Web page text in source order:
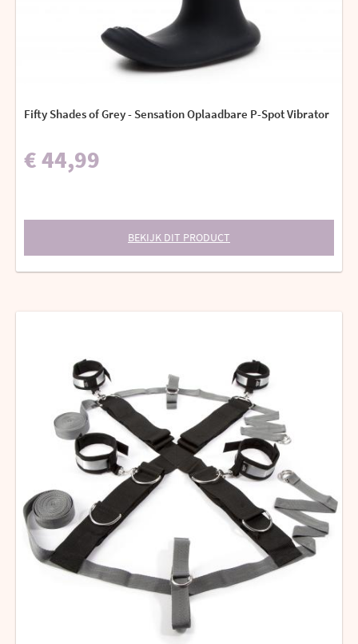
Fifty Shades of Grey - Sensation Oplaadbare P-Spot Vibrator
€ 44,99
BEKIJK DIT PRODUCT